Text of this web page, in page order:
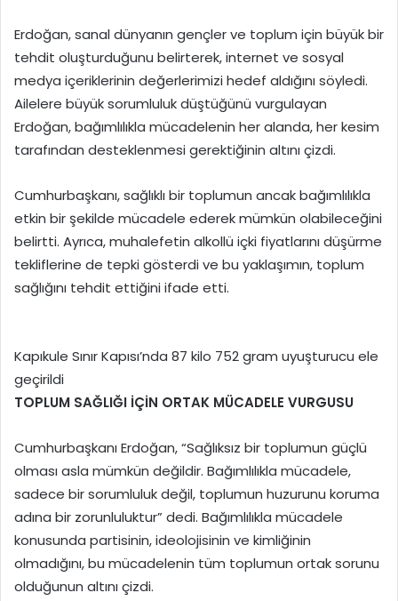
Erdoğan, sanal dünyanın gençler ve toplum için büyük bir
tehdit oluşturduğunu belirterek, internet ve sosyal
medya içeriklerinin değerlerimizi hedef aldığını söyledi.
Ailelere büyük sorumluluk düştüğünü vurgulayan
Erdoğan, bağımlılıkla mücadelenin her alanda, her kesim
tarafından desteklenmesi gerektiğinin altını çizdi.
Cumhurbaşkanı, sağlıklı bir toplumun ancak bağımlılıkla
etkin bir şekilde mücadele ederek mümkün olabileceğini
belirtti. Ayrıca, muhalefetin alkollü içki fiyatlarını düşürme
tekliflerine de tepki gösterdi ve bu yaklaşımın, toplum
sağlığını tehdit ettiğini ifade etti.
Kapıkule Sınır Kapısı’nda 87 kilo 752 gram uyuşturucu ele
geçirildi
TOPLUM SAĞLIĞI İÇİN ORTAK MÜCADELE VURGUSU
Cumhurbaşkanı Erdoğan, “Sağlıksız bir toplumun güçlü
olması asla mümkün değildir. Bağımlılıkla mücadele,
sadece bir sorumluluk değil, toplumun huzurunu koruma
adına bir zorunluluktur” dedi. Bağımlılıkla mücadele
konusunda partisinin, ideolojisinin ve kimliğinin
olmadığını, bu mücadelenin tüm toplumun ortak sorunu
olduğunun altını çizdi.